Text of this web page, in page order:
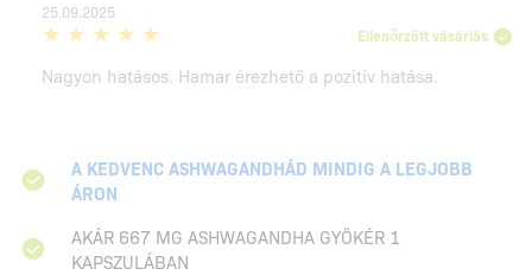
25.09.2025
Ellenőrzött vásárlás
Nagyon hatásos. Hamar érezhető a pozitív hatása.
A KEDVENC ASHWAGANDHÁD MINDIG A LEGJOBB
ÁRON
AKÁR 667 MG ASHWAGANDHA GYÖKÉR 1
KAPSZULÁBAN